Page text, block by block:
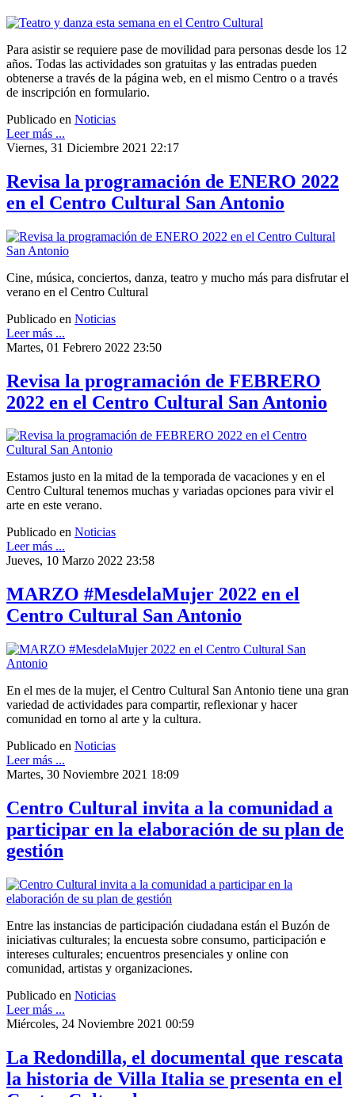
Para asistir se requiere pase de movilidad para personas desde los 12
años. Todas las actividades son gratuitas y las entradas pueden
obtenerse a través de la página web, en el mismo Centro o a través
de inscripción en formulario.
Publicado en Noticias
Leer más ...
Viernes, 31 Diciembre 2021 22:17
Revisa la programación de ENERO 2022
en el Centro Cultural San Antonio
Cine, música, conciertos, danza, teatro y mucho más para disfrutar el
verano en el Centro Cultural
Publicado en Noticias
Leer más ...
Martes, 01 Febrero 2022 23:50
Revisa la programación de FEBRERO
2022 en el Centro Cultural San Antonio
Estamos justo en la mitad de la temporada de vacaciones y en el
Centro Cultural tenemos muchas y variadas opciones para vivir el
arte en este verano.
Publicado en Noticias
Leer más ...
Jueves, 10 Marzo 2022 23:58
MARZO #MesdelaMujer 2022 en el
Centro Cultural San Antonio
En el mes de la mujer, el Centro Cultural San Antonio tiene una gran
variedad de actividades para compartir, reflexionar y hacer
comunidad en torno al arte y la cultura.
Publicado en Noticias
Leer más ...
Martes, 30 Noviembre 2021 18:09
Centro Cultural invita a la comunidad a
participar en la elaboración de su plan de
gestión
Entre las instancias de participación ciudadana están el Buzón de
iniciativas culturales; la encuesta sobre consumo, participación e
intereses culturales; encuentros presenciales y online con
comunidad, artistas y organizaciones.
Publicado en Noticias
Leer más ...
Miércoles, 24 Noviembre 2021 00:59
La Redondilla, el documental que rescata
la historia de Villa Italia se presenta en el